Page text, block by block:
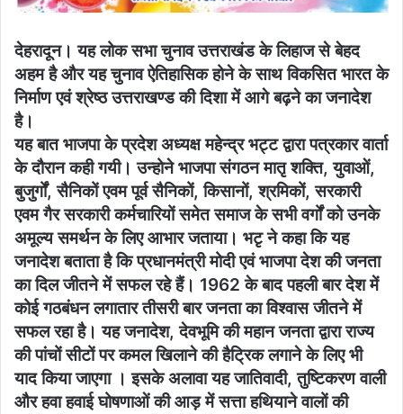
देहरादून। यह लोक सभा चुनाव उत्तराखंड के लिहाज से बेहद
अहम है और यह चुनाव ऐतिहासिक होने के साथ विकसित भारत के
निर्माण एवं श्रेष्ठ उत्तराखण्ड की दिशा में आगे बढ़ने का जनादेश
है।
यह बात भाजपा के प्रदेश अध्यक्ष महेन्द्र भट्ट द्वारा पत्रकार वार्ता
के दौरान कही गयी। उन्होने भाजपा संगठन मातृ शक्ति, युवाओं,
बुजुर्गों, सैनिकों एवम पूर्व सैनिकों, किसानों, श्रमिकों, सरकारी
एवम गैर सरकारी कर्मचारियों समेत समाज के सभी वर्गों को उनके
अमूल्य समर्थन के लिए आभार जताया। भटृ ने कहा कि यह
जनादेश बताता है कि प्रधानमंत्री मोदी एवं भाजपा देश की जनता
का दिल जीतने में सफल रहे हैं। 1962 के बाद पहली बार देश में
कोई गठबंधन लगातार तीसरी बार जनता का विश्वास जीतने में
सफल रहा है। यह जनादेश, देवभूमि की महान जनता द्वारा राज्य
की पांचों सीटों पर कमल खिलाने की हैट्रिक लगाने के लिए भी
याद किया जाएगा । इसके अलावा यह जातिवादी, तुष्टिकरण वाली
और हवा हवाई घोषणाओं की आड़ में सत्ता हथियाने वालों की